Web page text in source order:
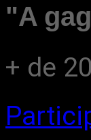
"A
+ de